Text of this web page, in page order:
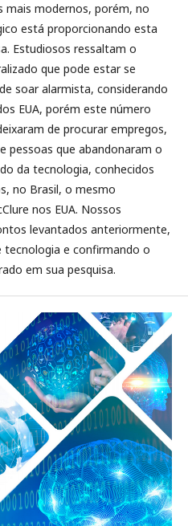
mais modernos, porém, no
está proporcionando esta
Estudiosos ressaltam o
que pode estar se
soar alarmista, considerando
EUA, porém este número
de procurar empregos,
pessoas que abandonaram o
da tecnologia, conhecidos
no Brasil, o mesmo
nos EUA. Nossos
levantados anteriormente,
e confirmando o
em sua pesquisa.